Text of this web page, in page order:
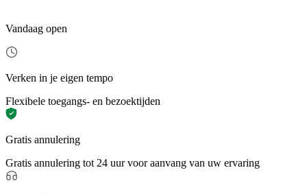
Vandaag open
Verken in je eigen tempo
Flexibele toegangs- en bezoektijden
Gratis annulering
Gratis annulering tot 24 uur voor aanvang van uw ervaring